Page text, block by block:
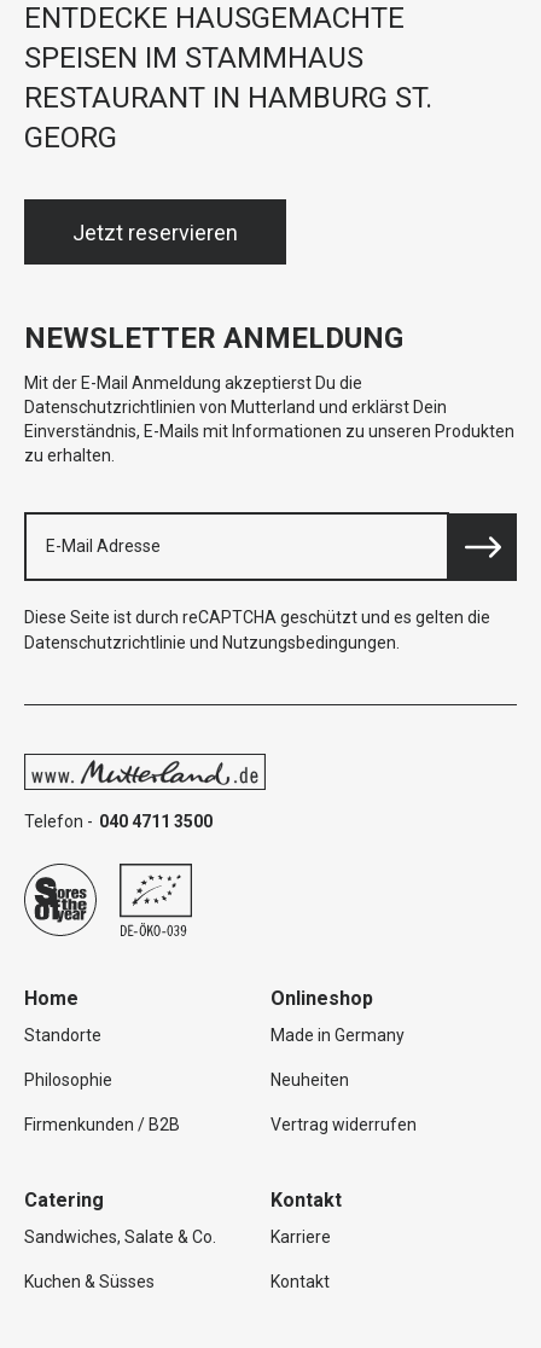
ENTDECKE HAUSGEMACHTE
SPEISEN IM STAMMHAUS
RESTAURANT IN HAMBURG ST.
GEORG
Jetzt reservieren
NEWSLETTER ANMELDUNG
Mit der E-Mail Anmeldung akzeptierst Du die
Datenschutzrichtlinien von Mutterland und erklärst Dein
Einverständnis, E-Mails mit Informationen zu unseren Produkten
zu erhalten.
Diese Seite ist durch reCAPTCHA geschützt und es gelten die
Datenschutzrichtlinie und Nutzungsbedingungen
Telefon - 040 4711 3500
Home
Standorte
Philosophie
Firmenkunden / B2B
Onlineshop
Made in Germany
Neuheiten
Vertrag widerrufen
Catering
Sandwiches, Salate & Co.
Kuchen & Süsses
Kontakt
Karriere
Kontakt